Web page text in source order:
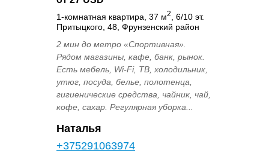
1-комнатная квартира, 37 м2
, 6/10 эт.
Притыцкого, 48, Фрунзенский район
2 мин до метро «Спортивная».
Рядом магазины, кафе, банк, рынок.
Есть мебель, Wi-Fi, ТВ, холодильник,
утюг, посуда, белье, полотенца,
гигиенические средства, чайник, чай,
кофе, сахар. Регулярная уборка...
Наталья
+375291063974